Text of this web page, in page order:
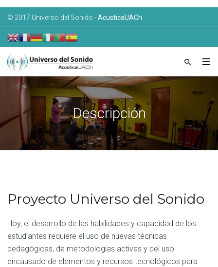
© 2017 Universo del Sonido -AcusticaUACh
Descripción
Proyecto Universo del Sonido
Hoy, el desarrollo de las habilidades y capacidad de los
estudiantes requiere el uso de nuevas técnicas
pedagógicas, de metodologías activas y del uso
encausado de elementos y recursos tecnológicos para